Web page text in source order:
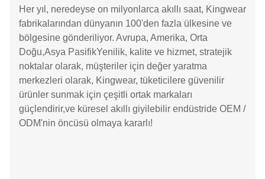
Her yıl, neredeyse on milyonlarca akıllı saat, Kingwear
fabrikalarından dünyanın 100'den fazla ülkesine ve
bölgesine gönderiliyor. Avrupa, Amerika, Orta
Doğu,Asya PasifikYenilik, kalite ve hizmet, stratejik
noktalar olarak, müşteriler için değer yaratma
merkezleri olarak, Kingwear, tüketicilere güvenilir
ürünler sunmak için çeşitli ortak markaları
güçlendirir,ve küresel akıllı giyilebilir endüstride OEM /
ODM'nin öncüsü olmaya kararlı!